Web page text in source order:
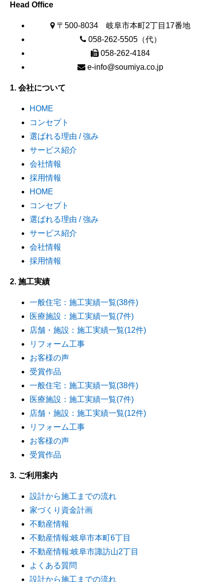
Head Office
〒500-8034 岐阜市本町2丁目17番地
058-262-5505（代）
058-262-4184
e-info@soumiya.co.jp
1. 会社について
HOME
コンセプト
選ばれる理由 / 強み
サービス紹介
会社情報
採用情報
HOME
コンセプト
選ばれる理由 / 強み
サービス紹介
会社情報
採用情報
2. 施工実績
一般住宅：施工実績一覧(38件)
医療施設：施工実績一覧(7件)
店舗・施設：施工実績一覧(12件)
リフォーム工事
お客様の声
受賞作品
一般住宅：施工実績一覧(38件)
医療施設：施工実績一覧(7件)
店舗・施設：施工実績一覧(12件)
リフォーム工事
お客様の声
受賞作品
3. ご利用案内
設計から施工までの流れ
家づくり資金計画
不動産情報
不動産情報:岐阜市本町6丁目
不動産情報:岐阜市諏訪山2丁目
よくある質問
設計から施工までの流れ